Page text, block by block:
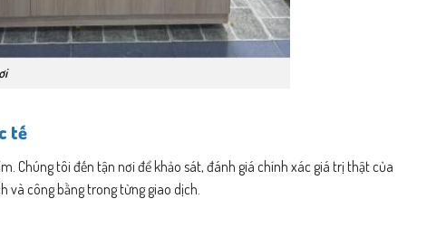
tế
Chúng tôi đến tận nơi để khảo sát, đánh giá chính xác giá trị thật của
và công bằng trong từng giao dịch.